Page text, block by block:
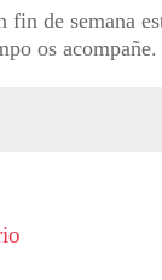
fin de semana
os acompañe.